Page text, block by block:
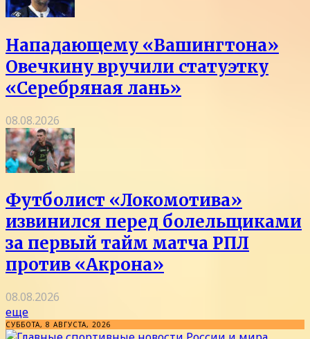
Нападающему «Вашингтона»
Овечкину вручили статуэтку
«Серебряная лань»
08.08.2026
Футболист «Локомотива»
извинился перед болельщиками
за первый тайм матча РПЛ
против «Акрона»
08.08.2026
еще
СУББОТА, 8 АВГУСТА, 2026